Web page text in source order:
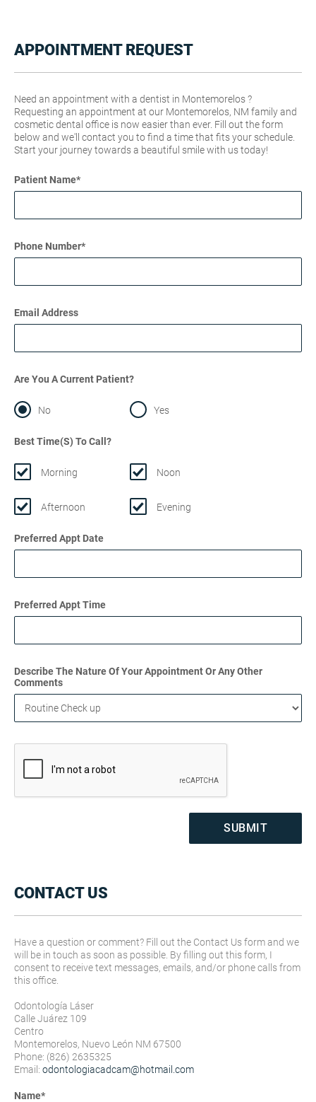
APPOINTMENT REQUEST
Need an appointment with a dentist in Montemorelos ?
Requesting an appointment at our Montemorelos, NM family and
cosmetic dental office is now easier than ever. Fill out the form
below and we'll contact you to find a time that fits your schedule.
Start your journey towards a beautiful smile with us today!
Patient Name*
Phone Number*
Email Address
Are You A Current Patient?
No Yes
Best Time(s) To Call?
Morning Noon
Afternoon Evening
Preferred Appt Date
Preferred Appt Time
Describe The Nature Of Your Appointment Or Any Other
Comments
CONTACT US
Have a question or comment? Fill out the Contact Us form and we
will be in touch as soon as possible. By filling out this form, I
consent to receive text messages, emails, and/or phone calls from
this office.
Odontología Láser
Calle Juárez 109
Centro
Montemorelos, Nuevo León NM 67500
Phone: (826) 2635325
Email: odontologiacadcam@hotmail.com
Name*